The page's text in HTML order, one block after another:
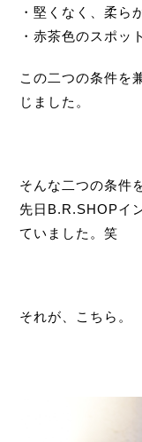
・堅くなく、柔ら
・赤茶色のスポッ
この二つの条件を
じました。
そんな二つの条件
先日B.R.SHOPイ
ていました。笑
それが、こちら。